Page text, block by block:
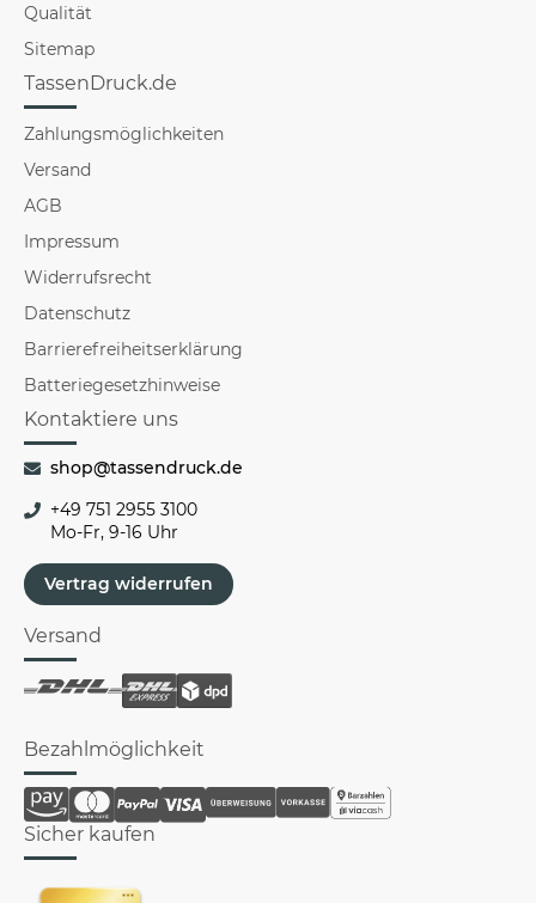
Qualität
Sitemap
TassenDruck.de
Zahlungsmöglichkeiten
Versand
AGB
Impressum
Widerrufsrecht
Datenschutz
Barrierefreiheitserklärung
Batteriegesetzhinweise
Kontaktiere uns
shop@tassendruck.de
+49 751 2955 3100
Mo-Fr, 9-16 Uhr
Vertrag widerrufen
Versand
Bezahlmöglichkeit
Sicher kaufen